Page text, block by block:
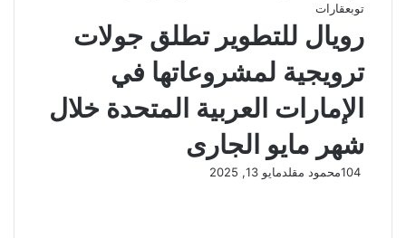
توبعقارات
رويال للتطوير تطلق جولات
ترويجية لمشروعاتها في
الإمارات العربية المتحدة خلال
شهر مايو الجارى
محمود مقلدمايو 13, 2025